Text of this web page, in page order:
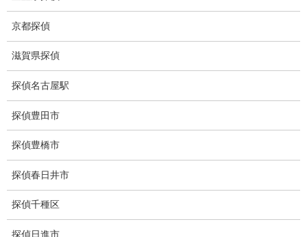
070-2678-3739
営業電話・非通知電話・公衆電話等お断り
京都探偵
滋賀県探偵
探偵名古屋駅
探偵豊田市
探偵豊橋市
探偵春日井市
探偵千種区
探偵日進市